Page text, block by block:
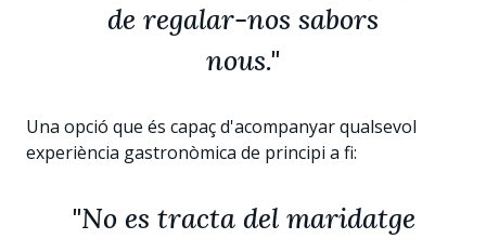
de regalar-nos sabors
nous."
Una opció que és capaç d'acompanyar qualsevol
experiència gastronòmica de principi a fi:
"No es tracta del maridatge